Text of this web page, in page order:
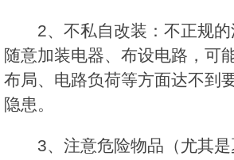
2、不私自改装：不正规
随意加装电器、布设电路，可
布局、电路负荷等方面达不到
隐患。
3、注意危险物品（尤其